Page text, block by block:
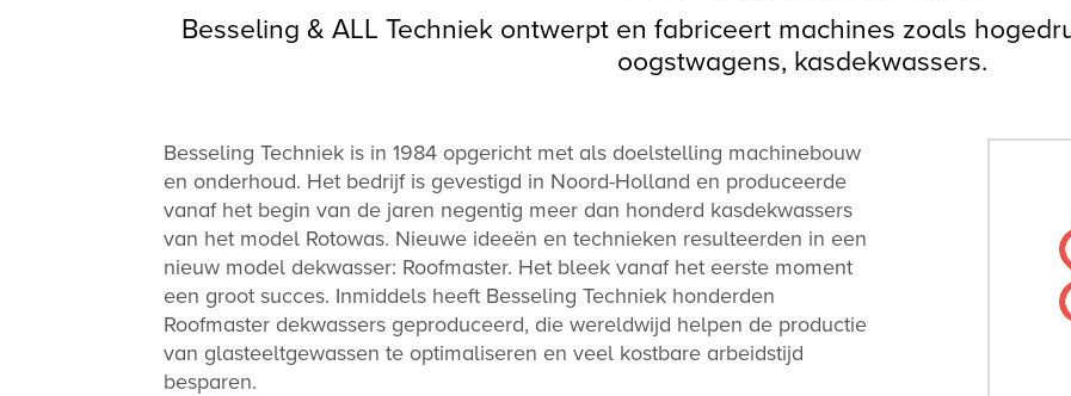
Besseling & ALL Techniek ontwerpt en fabriceert machines zoals
oogstwagens, kasdekwassers.
Besseling Techniek is in 1984 opgericht met als doelstelling machinebouw
en onderhoud. Het bedrijf is gevestigd in Noord-Holland en produceerde
vanaf het begin van de jaren negentig meer dan honderd kasdekwassers
van het model Rotowas. Nieuwe ideeën en technieken resulteerden in een
nieuw model dekwasser: Roofmaster. Het bleek vanaf het eerste moment
een groot succes. Inmiddels heeft Besseling Techniek honderden
Roofmaster dekwassers geproduceerd, die wereldwijd helpen de productie
van glasteeltgewassen te optimaliseren en veel kostbare arbeidstijd
besparen.